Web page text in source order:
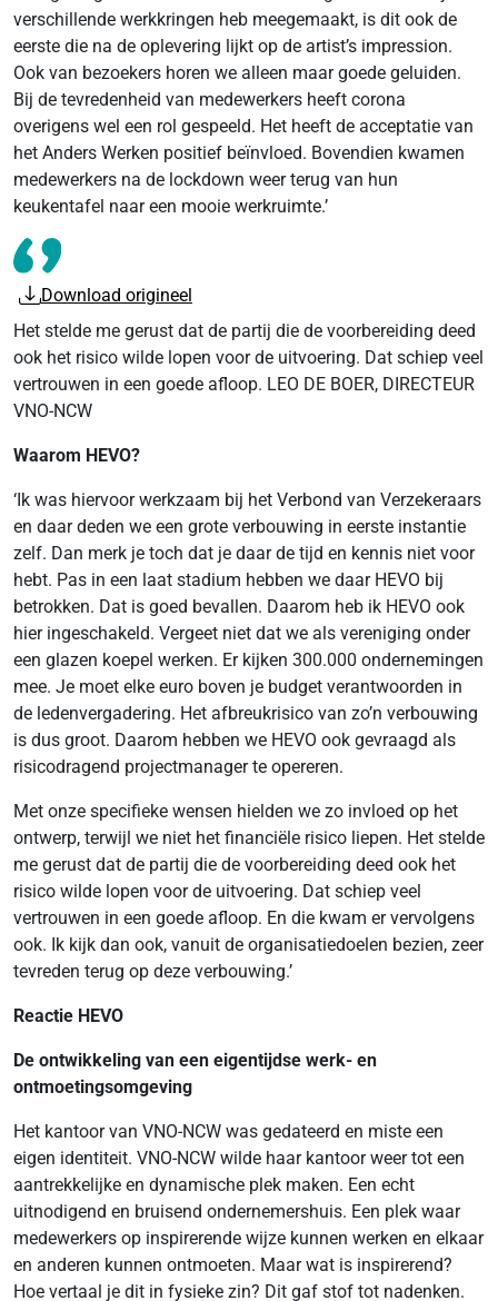
verschillende werkkringen heb meegemaakt, is dit ook de
eerste die na de oplevering lijkt op de artist’s impression.
Ook van bezoekers horen we alleen maar goede geluiden.
Bij de tevredenheid van medewerkers heeft corona
overigens wel een rol gespeeld. Het heeft de acceptatie van
het Anders Werken positief beïnvloed. Bovendien kwamen
medewerkers na de lockdown weer terug van hun
keukentafel naar een mooie werkruimte.’
Download origineel
Het stelde me gerust dat de partij die de voorbereiding deed
ook het risico wilde lopen voor de uitvoering. Dat schiep veel
vertrouwen in een goede afloop. LEO DE BOER, DIRECTEUR
VNO-NCW
Waarom HEVO?
‘Ik was hiervoor werkzaam bij het Verbond van Verzekeraars
en daar deden we een grote verbouwing in eerste instantie
zelf. Dan merk je toch dat je daar de tijd en kennis niet voor
hebt. Pas in een laat stadium hebben we daar HEVO bij
betrokken. Dat is goed bevallen. Daarom heb ik HEVO ook
hier ingeschakeld. Vergeet niet dat we als vereniging onder
een glazen koepel werken. Er kijken 300.000 ondernemingen
mee. Je moet elke euro boven je budget verantwoorden in
de ledenvergadering. Het afbreukrisico van zo’n verbouwing
is dus groot. Daarom hebben we HEVO ook gevraagd als
risicodragend projectmanager te opereren.
Met onze specifieke wensen hielden we zo invloed op het
ontwerp, terwijl we niet het financiële risico liepen. Het stelde
me gerust dat de partij die de voorbereiding deed ook het
risico wilde lopen voor de uitvoering. Dat schiep veel
vertrouwen in een goede afloop. En die kwam er vervolgens
ook. Ik kijk dan ook, vanuit de organisatiedoelen bezien, zeer
tevreden terug op deze verbouwing.’
Reactie HEVO
De ontwikkeling van een eigentijdse werk- en
ontmoetingsomgeving
Het kantoor van VNO-NCW was gedateerd en miste een
eigen identiteit. VNO-NCW wilde haar kantoor weer tot een
aantrekkelijke en dynamische plek maken. Een echt
uitnodigend en bruisend ondernemershuis. Een plek waar
medewerkers op inspirerende wijze kunnen werken en elkaar
en anderen kunnen ontmoeten. Maar wat is inspirerend?
Hoe vertaal je dit in fysieke zin? Dit gaf stof tot nadenken.